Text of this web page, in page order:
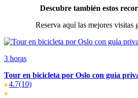
Descubre también estos
Reserva aquí las mejores visitas
3 horas
Tour en bicicleta por Oslo con guía
4.7(10)